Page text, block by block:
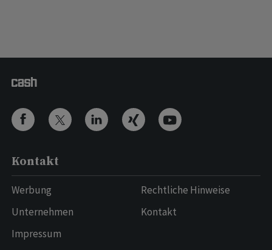
Kontakt
Werbung
Unternehmen
Impressum
Rechtliche Hinweise
Kontakt